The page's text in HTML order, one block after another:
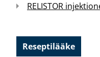
RELISTOR
Reseptilääke